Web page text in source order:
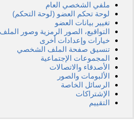
ملفي الشخصي العام
لوحة تحكم العضو (لوحة التحكم)
تغيير بيانات العضو
التواقيع، الصور الرمزية وصور
خيارات وإعدادات أخرى
تنسيق صفحة الملف الشخصي
المجموعات الإجتماعية
الأصدقاء والاتصالات
الألبومات والصور
الرسائل الخاصة
الإشتراكات
التقييم